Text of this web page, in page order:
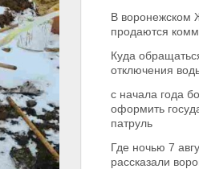
В воронежском
продаются
Куда
отключения
с начала года
оформить
патруль
Где ночью 7
рассказали